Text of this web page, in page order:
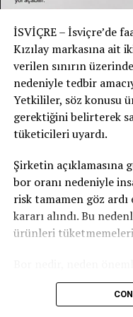
şekilde çekiliyor”
olayın sosyal medya ve
büyüdüğünü savunan
Sosyal medyada
göç ve güvenlik
özellikle referandum
çevrelerin bu olayı
yönünde yorumlar
söylemlerin yeniden
Yetkililer ise
olayın tüm
açıkladı. #schweiz
İsviçreli olduğu
İSVİÇRE – İsviçre’de
Kızılay markasına ait
verilen sınırın
nedeniyle tedbir
Yetkililer, söz konusu
gerektiğini belirterek
tüketicileri uyardı.
Şirketin açıklamasına
bor oranı nedeniyle
risk tamamen göz
kararı alındı. Bu
ürünleri
Bor, doğada bulunan